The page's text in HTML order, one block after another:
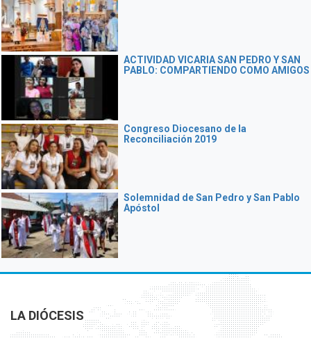
ACTIVIDAD VICARIA SAN PEDRO Y SAN
PABLO: COMPARTIENDO COMO AMIGOS
Congreso Diocesano de la
Reconciliación 2019
Solemnidad de San Pedro y San Pablo
Apóstol
LA DIÓCESIS